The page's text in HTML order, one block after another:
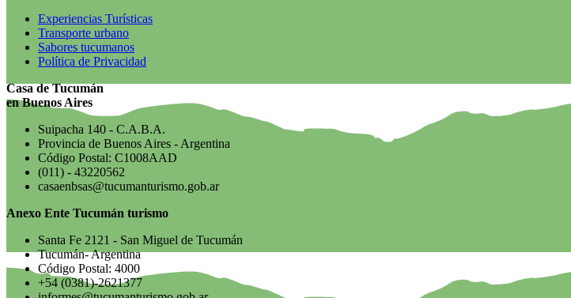
Experiencias Turísticas
Transporte urbano
Sabores tucumanos
Política de Privacidad
Casa de Tucumán
en Buenos Aires
Suipacha 140 - C.A.B.A.
Provincia de Buenos Aires - Argentina
Código Postal: C1008AAD
(011) - 43220562
casaenbsas@tucumanturismo.gob.ar
Anexo Ente Tucumán turismo
Santa Fe 2121 - San Miguel de Tucumán
Tucumán- Argentina
Código Postal: 4000
+54 (0381)-2621377